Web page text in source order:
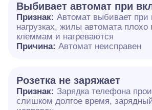
Выбивает автомат при
Признак: Автомат выбивает при
нагрузках, жилы автомата плохо
клеммам и нагреваются
Причина: Автомат неисправен
Розетка не заряжает
Признак: Зарядка телефона
слишком долгое время,